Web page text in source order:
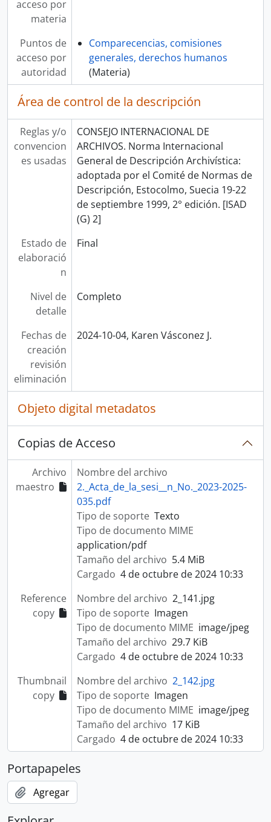
acceso por
materia
Puntos de
acceso por
autoridad
Comparecencias, comisiones
generales, derechos humanos
(Materia)
Área de control de la descripción
Reglas y/o
convencion
es usadas
CONSEJO INTERNACIONAL DE
ARCHIVOS. Norma Internacional
General de Descripción Archivística:
adoptada por el Comité de Normas de
Descripción, Estocolmo, Suecia 19-22
de septiembre 1999, 2° edición. [ISAD
(G) 2]
Estado de
elaboració
n
Final
Nivel de
detalle
Completo
Fechas de
creación
revisión
eliminación
2024-10-04, Karen Vásconez J.
Objeto digital metadatos
Copias de Acceso
Archivo
maestro
Nombre del archivo
2._Acta_de_la_sesi__n_No._2023-2025-
035.pdf
Tipo de soporte Texto
Tipo de documento MIME
application/pdf
Tamaño del archivo 5.4 MiB
Cargado 4 de octubre de 2024 10:33
Reference
copy
Nombre del archivo 2_141.jpg
Tipo de soporte Imagen
Tipo de documento MIME image/jpeg
Tamaño del archivo 29.7 KiB
Cargado 4 de octubre de 2024 10:33
Thumbnail
copy
Nombre del archivo 2_142.jpg
Tipo de soporte Imagen
Tipo de documento MIME image/jpeg
Tamaño del archivo 17 KiB
Cargado 4 de octubre de 2024 10:33
Portapapeles
Agregar